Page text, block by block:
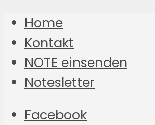
Home
Kontakt
NOTE einsenden
Notesletter
Facebook